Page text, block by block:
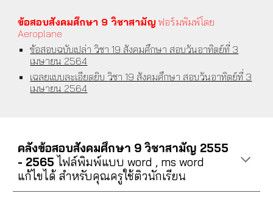
ข้อสอบสังคมศึกษา 9 วิชาสามัญ ฟอร์มพิมพ์โดย
Aeroplane
ข้อสอบฉบับเปล่า วิชา 19 สังคมศึกษา สอบวันอาทิตย์ที่ 3
เมษายน 2564
เฉลยแบบละเอียดยิบวิชา 19 สังคมศึกษา สอบวันอาทิตย์ที่ 3
เมษายน 2564
คลังข้อสอบสังคมศึกษา 9 วิชาสามัญ 2555
- 2565ไฟล์พิมพ์แบบ word , ms word
แก้ไขได้ สำหรับคุณครูใช้ติวนักเรียน